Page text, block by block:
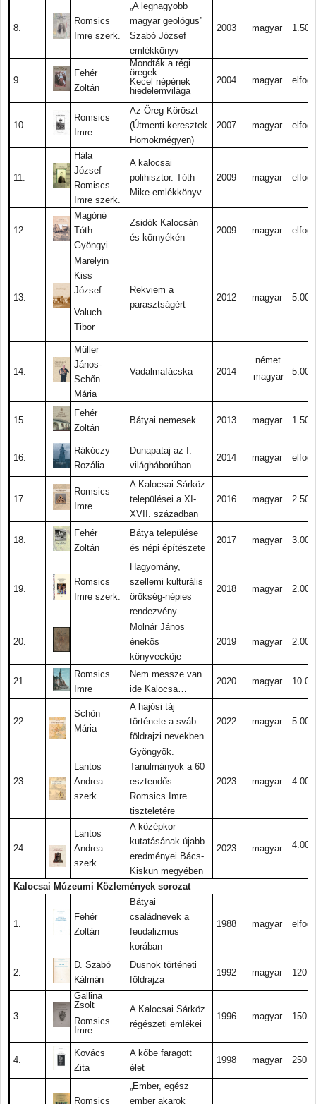
8.
Romsics
Imre szerk.
„A legnagyobb
magyar geológus”
Szabó József
emlékkönyv
2003 magyar
9.
Fehér
Zoltán
Mondták a régi
öregek
Kecel népének
hiedelemvilága
2004 magyar
10.
Romsics
Imre
Az Öreg-Köröszt
(Útmenti keresztek
Homokmégyen)
2007 magyar
11.
Hála
József –
Romiscs
Imre szerk.
A kalocsai
polihisztor. Tóth
Mike-emlékkönyv
2009 magyar
12.
Magóné
Tóth
Gyöngyi
Zsidók Kalocsán
és környékén
2009 magyar
13.
Marelyin
Kiss
József
Valuch
Tibor
Rekviem a
parasztságért
2012 magyar
14.
Müller
János-
Schőn
Mária
Vadalmafácska 2014
német
magyar
15.
Fehér
Zoltán
Bátyai nemesek 2013 magyar
16.
Rákóczy
Rozália
Dunapataj az I.
világháborúban
2014 magyar
17.
Romsics
Imre
A Kalocsai Sárköz
települései a XI-
XVII. században
2016 magyar
18.
Fehér
Zoltán
Bátya települése
és népi építészete
2017 magyar
19.
Romsics
Imre szerk.
Hagyomány,
szellemi kulturális
örökség-népies
rendezvény
2018 magyar
20.
Molnár János
énekös
könyvecköje
2019 magyar
21.
Romsics
Imre
Nem messze van
ide Kalocsa…
2020 magyar
22.
Schőn
Mária
A hajósi táj
története a sváb
földrajzi nevekben
2022 magyar
23.
Lantos
Andrea
szerk.
Gyöngyök.
Tanulmányok a 60
esztendős
Romsics Imre
tiszteletére
2023 magyar
24.
Lantos
Andrea
szerk.
A középkor
kutatásának újabb
eredményei Bács-
Kiskun megyében
2023 magyar
Kalocsai Múzeumi Közlemények sorozat
1.
Fehér
Zoltán
Bátyai
családnevek a
feudalizmus
korában
1988 magyar
2.
D. Szabó
Kálmán
Dusnok történeti
földrajza
1992 magyar 120.-
3.
Gallina
Zsolt
Romsics
Imre
A Kalocsai Sárköz
régészeti emlékei
1996 magyar 150.-
4.
Kovács
Zita
A kőbe faragott
élet
1998 magyar 250.-
Romsics
„Ember, egész
ember akarok